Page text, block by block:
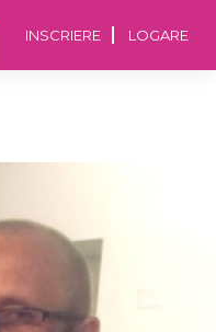
INSCRIERE LOGARE